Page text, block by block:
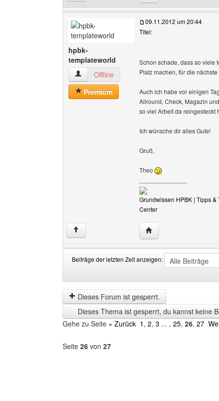
hpbk-
templateworld
hpbk-templateworld Benutzer-Profile anzeigen
Offline
Premium
09.11.2012 um 20:44
Titel:
Schon schade, dass so viele
Platz machen, für die
Auch ich habe vor einigen
Allround, Check, Magazin
so viel Arbeit da reingesteckt
Ich wünsche dir alles Gute!
Gruß,
Theo
Grundwissen HPBK | Tipps &
Center
↑ Website dieses
Beiträge der letzten Zeit anzeigen:
der
letzten
Zeit
anzeigen
by
Dieses Forum ist gesperrt.
Dieses Thema ist gesperrt, du kannst keine
Gehe zu Seite « Zurück 1 , 2, 3 ... , 25, 26, 27
Seite 26 von 27